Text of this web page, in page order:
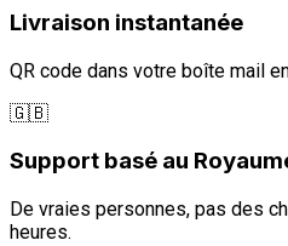
Livraison instantanée
QR code dans votre boîte mail
🇬🇧
Support basé au
De vraies personnes, pas des
heures.